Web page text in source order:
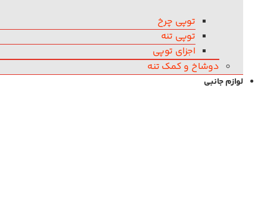
توپی چرخ
توپی تنه
اجزای توپی
دوشاخ و کمک تنه
لوازم جانبی